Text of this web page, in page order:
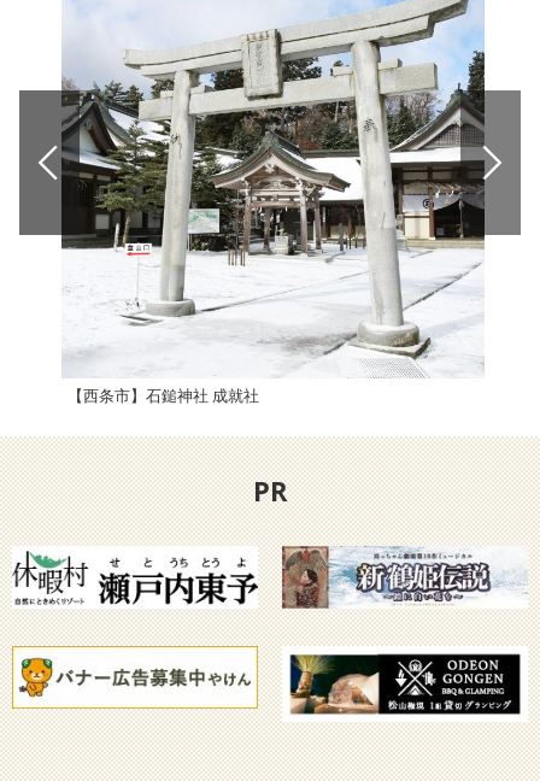
【西条市】石鎚神社 成就社
PR